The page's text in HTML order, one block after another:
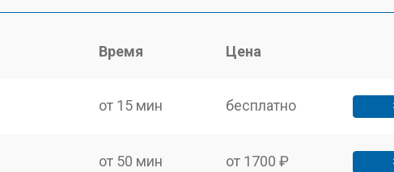
Время Цена
от 15 мин бесплатно
от 50 мин от 1700 ₽